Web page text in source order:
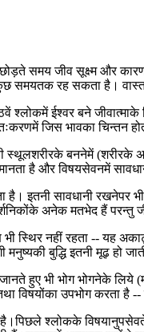
समय जीव सूक्ष्म और
समयतक रह सकता है।
ईश्वर बने जीवात्माके
जिस भावका चिन्तन
स्थूलशरीरके बननेमें
है और विषयसेवनमें
इतनी सावधानी रखनेपर
अनेक मतभेद हैं परन्तु
स्थिर नहीं रहता -- यह
मनुष्यकी बुद्धि इतनी मूढ़
हुए भी भोग भोगनेके
विषयोंका उपभोग करता है
श्लोकके विषयानुपसेवते